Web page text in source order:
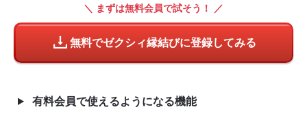
＼ まずは無料会員で試そう！ ／
無料でゼクシィ縁結びに登録してみる
有料会員で使えるようになる機能